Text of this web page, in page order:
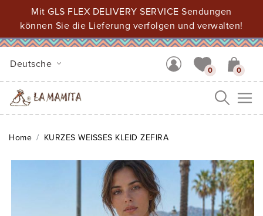
Mit GLS FLEX DELIVERY SERVICE Sendungen
können Sie die Lieferung verfolgen und verwalten!
Deutsche
0 0
Home KURZES WEISSES KLEID ZEFIRA